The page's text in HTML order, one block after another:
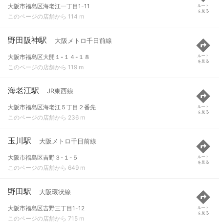
大阪市福島区海老江一丁目1-11
このページの店舗から 114 m
ルート
を見る
野田阪神駅 大阪メトロ千日前線
大阪市福島区大開１-１４-１８
このページの店舗から 119 m
ルート
を見る
海老江駅 JR東西線
大阪市福島区海老江５丁目２番先
このページの店舗から 236 m
ルート
を見る
玉川駅 大阪メトロ千日前線
大阪市福島区吉野３-１-５
このページの店舗から 649 m
ルート
を見る
野田駅 大阪環状線
大阪市福島区吉野三丁目1-12
このページの店舗から 715 m
ルート
を見る